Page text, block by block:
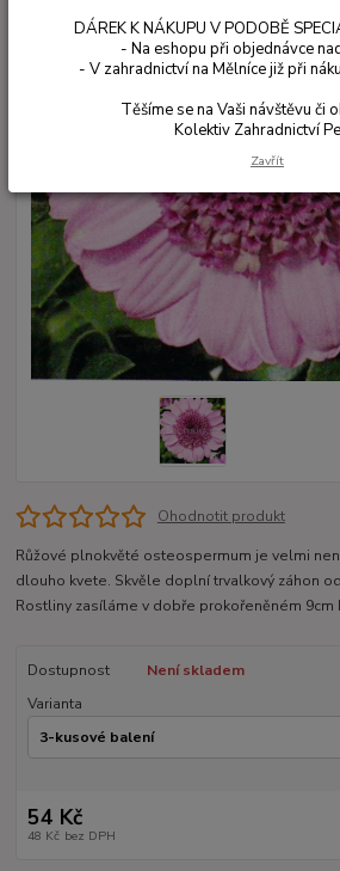
Ohodnotit produkt
Růžové plnokvěté osteospermum je velmi
dlouho kvete. Skvěle doplní trvalkový záhon
Rostliny zasíláme v dobře prokořeněném 9cm
Dostupnost
Není skladem
Varianta
54 Kč
48 Kč bez DPH
DÁREK K NÁKUPU V PODOBĚ
- Na eshopu při objednávce
- V zahradnictví na Mělníce již při
Těšíme se na Vaši návštěvu či
Kolektiv Zahradnictví
Zavřít